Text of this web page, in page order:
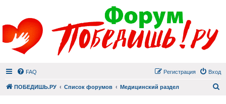
FAQ Вход
Регистрация
ПОБЕДИШЬ.РУ Список форумов Медицинский раздел